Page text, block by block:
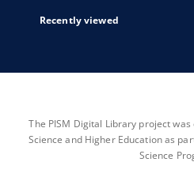
Recently viewed
The PISM Digital Library project
Science and Higher Education as
Science